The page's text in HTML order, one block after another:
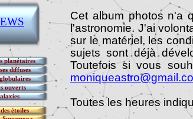
Cet album photos n'a
l'astronomie. J'ai
sur le matériel, les
sujets sont déjà
Toutefois si vous
Toutes les heures
planétaires
diffuses
ouverts
étoiles